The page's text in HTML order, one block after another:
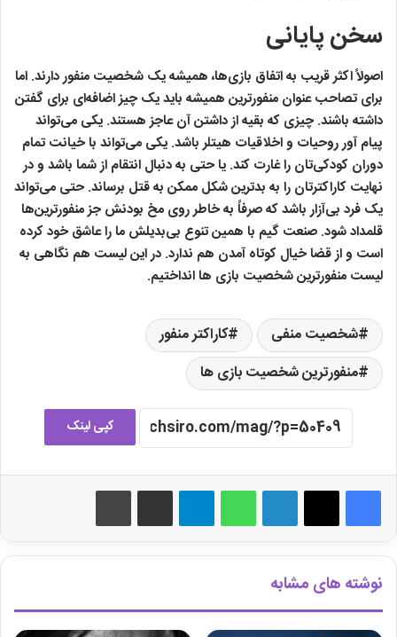
سخن پایانی
اصولاً اکثر قریب به اتفاق بازی‌ها، همیشه یک شخصیت منفور دارند. اما
برای تصاحب عنوان منفورترین همیشه باید یک چیز اضافه‌ای برای گفتن
داشته باشند. چیزی که بقیه از داشتن آن عاجز هستند. یکی می‌تواند
پیام آور روحیات و اخلاقیات هیتلر باشد. یکی می‌تواند با خیانت تمام
دوران کودکی‌تان را غارت کند. یا حتی به دنبال انتقام از شما باشد و در
نهایت کاراکترتان را به بدترین شکل ممکن به قتل برساند. حتی می‌تواند
یک فرد بی‌آزار باشد که صرفاً به خاطر روی مخ بودنش جز منفورترین‌ها
قلمداد شود. صنعت گیم با همین تنوع بی‌بدیلش ما را عاشق خود کرده
است و از قضا خیال کوتاه آمدن هم ندارد. در این لیست هم نگاهی به
لیست منفورترین شخصیت بازی ها انداختیم.
شخصیت منفی
کاراکتر منفور
منفورترین شخصیت بازی ها
کپی لینک
لینکدین واتس آپ تلگرام اشتراک گذاری از طریق ایمیل
نوشته های مشابه